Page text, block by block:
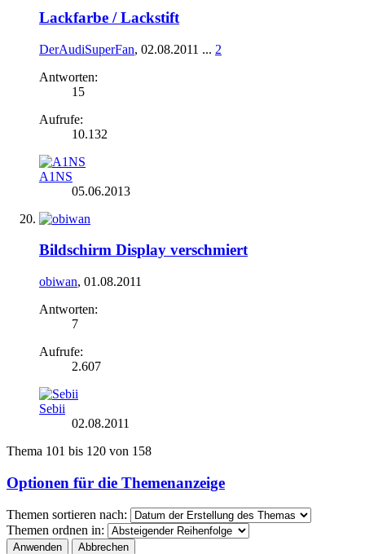
Lackfarbe / Lackstift
DerAudiSuperFan, 02.08.2011 ... 2
Antworten:
15
Aufrufe:
10.132
A1NS
05.06.2013
Bildschirm Display verschmiert
obiwan, 01.08.2011
Antworten:
7
Aufrufe:
2.607
Sebii
02.08.2011
Thema 101 bis 120 von 158
Optionen für die Themenanzeige
Themen sortieren nach:
Themen ordnen in: